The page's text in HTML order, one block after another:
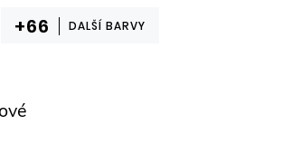
DALŠÍ BARVY